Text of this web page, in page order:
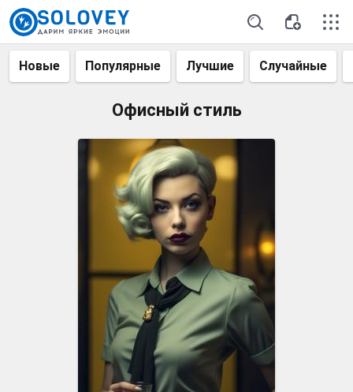
Новые Популярные Лучшие Случайные
Офисный стиль